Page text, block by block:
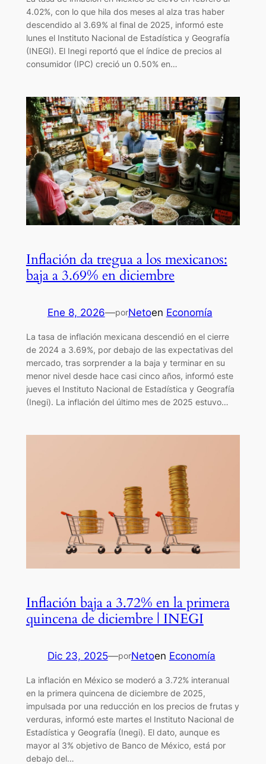
4.02%, con lo que hila dos meses al alza tras haber
descendido al 3.69% al final de 2025, informó este
lunes el Instituto Nacional de Estadística y Geografía
(INEGI). El Inegi reportó que el índice de precios al
consumidor (IPC) creció un 0.50% en…
Inflación da tregua a los mexicanos:
baja a 3.69% en diciembre
Ene 8, 2026—porNetoen Economía
La tasa de inflación mexicana descendió en el cierre
de 2024 a 3.69%, por debajo de las expectativas del
mercado, tras sorprender a la baja y terminar en su
menor nivel desde hace casi cinco años, informó este
jueves el Instituto Nacional de Estadística y Geografía
(Inegi). La inflación del último mes de 2025 estuvo…
Inflación baja a 3.72% en la primera
quincena de diciembre | INEGI
Dic 23, 2025—porNetoen Economía
La inflación en México se moderó a 3.72% interanual
en la primera quincena de diciembre de 2025,
impulsada por una reducción en los precios de frutas y
verduras, informó este martes el Instituto Nacional de
Estadística y Geografía (Inegi). El dato, aunque es
mayor al 3% objetivo de Banco de México, está por
debajo del…